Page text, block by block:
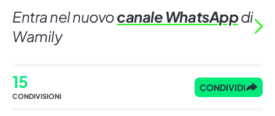
Entra nel nuovocanale WhatsAppdi
Wamily
15
CONDIVISIONI
CONDIVIDI